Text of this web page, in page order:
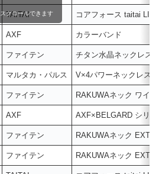
TAITAI コアフォース taitai
AXF カラーバンド
ファイテン チタン水晶ネックレス
マルタカ・パルス V×4パワーネックレス
ファイテン RAKUWAネック ワイ
AXF AXF×BELGARD シリ
ファイテン RAKUWAネック
ファイテン RAKUWAネック
スクロールできます